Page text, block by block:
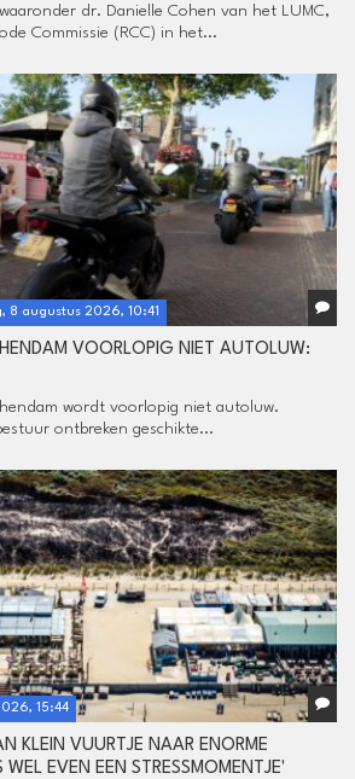
dr. Danielle Cohen van het LUMC,
Commissie (RCC) in het...
8 augustus 2026, 10:41
VOORLOPIG NIET AUTOLUW:
wordt voorlopig niet autoluw.
ontbreken geschikte...
15:44
KLEIN VUURTJE NAAR ENORME
WEL EVEN EEN STRESSMOMENTJE'